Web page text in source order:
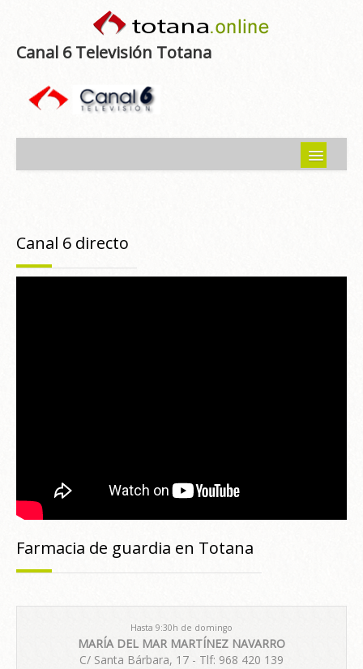
Canal 6 Televisión Totana
Programas emitidos
Canal 6 directo
Farmacia de guardia en Totana
Hasta 9:30h de domingo
MARÍA DEL MAR MARTÍNEZ NAVARRO
C/ Santa Bárbara, 17 - Tlf: 968 420 139